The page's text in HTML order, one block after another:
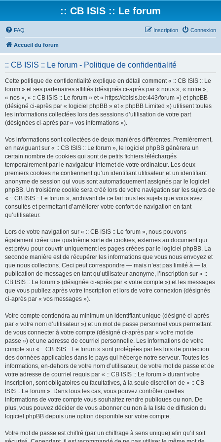
:: CB ISIS :: Le forum
FAQ Connexion
Inscription
Accueil du forum
:: CB ISIS :: Le forum - Politique de confidentialité
Cette politique de confidentialité explique en détail comment « :: CB ISIS :: Le
forum » et ses partenaires affiliés (désignés ci-après par « nous », « notre »,
« nos », « :: CB ISIS :: Le forum » et « https://cbisis.be:443/forum ») et phpBB
(désigné ci-après par « logiciel phpBB » et « phpBB Limited ») utilisent toutes
les informations collectées lors des sessions d’utilisation de votre part
(désignées ci-après par « vos informations »).
Vos informations sont collectées de deux manières différentes. Premièrement,
en naviguant sur « :: CB ISIS :: Le forum », le logiciel phpBB génèrera un
certain nombre de cookies qui sont de petits fichiers téléchargés
temporairement par le navigateur internet de votre ordinateur. Les deux
premiers cookies ne contiennent qu’un identifiant utilisateur et un identifiant
anonyme de session qui vous sont automatiquement assignés par le logiciel
phpBB. Un troisième cookie sera créé lors de votre navigation sur les sujets de
« :: CB ISIS :: Le forum », archivant de ce fait tous les sujets que vous avez
consultés et permettant d’améliorer votre confort de navigation en tant
qu’utilisateur.
Lors de votre navigation sur « :: CB ISIS :: Le forum », nous pouvons
également créer une quatrième sorte de cookies, externes au document qui
est prévu pour couvrir uniquement les pages créées par le logiciel phpBB. La
seconde manière est de récupérer les informations que vous nous envoyez et
que nous collectons. Ceci peut correspondre — mais n’est pas limité à — la
publication de messages en tant qu’utilisateur anonyme, l’inscription sur « ::
CB ISIS :: Le forum » (désignée ci-après par « votre compte ») et les messages
que vous publiez après votre inscription et lors de votre connexion (désignés
ci-après par « vos messages »).
Votre compte contiendra au minimum un identifiant unique (désigné ci-après
par « votre nom d’utilisateur ») et un mot de passe personnel vous permettant
de vous connecter à votre compte (désigné ci-après par « votre mot de
passe ») et une adresse de courriel personnelle. Les informations de votre
compte sur « :: CB ISIS :: Le forum » sont protégées par les lois de protection
des données applicables dans le pays qui héberge notre serveur. Toutes les
informations, en-dehors de votre nom d’utilisateur, de votre mot de passe et de
votre adresse de courriel requis par « :: CB ISIS :: Le forum » durant votre
inscription, sont obligatoires ou facultatives, à la seule discrétion de « :: CB
ISIS :: Le forum ». Dans tous les cas, vous pouvez contrôler quelles
informations de votre compte vous souhaitez rendre publiques ou non. De
plus, vous pouvez décider de vous abonner ou non à la liste de diffusion du
logiciel phpBB depuis une option disponible sur votre compte.
Votre mot de passe est chiffré (par un chiffrage à sens unique) afin qu’il soit